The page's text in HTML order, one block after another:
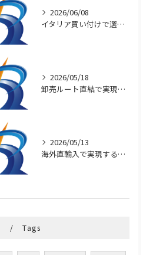
2026/06/08
イタリア買い付けで選ぶ本物アクセサリー
2026/05/18
卸売ルート直結で実現するブランド品の安価提供の秘密
2026/05/13
海外直輸入で実現するブランド品の高品質と安さ
Tags